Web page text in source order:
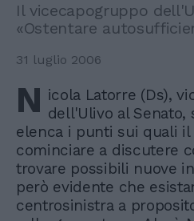
Il vicecapogruppo
«Ostentare
31 luglio 2006
N icola Latorre (Ds),
dell'Ulivo al Senato,
elenca i punti sui quali
cominciare a discutere
trovare possibili nuove
però evidente che
centrosinistra a